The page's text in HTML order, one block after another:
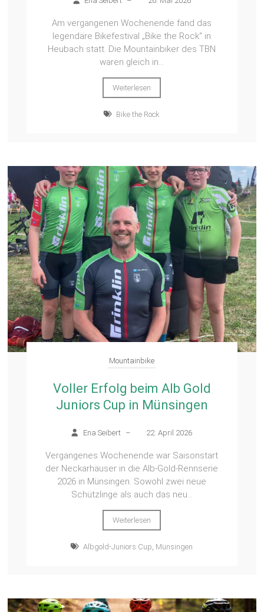
Am vergangenen Wochenende fand das
legendäre Bikefestival „Bike the Rock“ in
Heubach statt. Die Mountainbiker des TBN
waren gleich in...
Weiterlesen
Bike the Rock
Mountainbike
Voller Erfolg beim Alb Gold
Juniors Cup in Münsingen
Ena Seibert – 22. April 2026
Vergangenes Wochenende war Saisonstart
der Neckarhäuser in die Alb-Gold-Rennserie
2026 in Münsingen. Sowohl zwei neue
Schützlinge als auch das neu...
Weiterlesen
Albgold-Juniors Cup, Münsingen